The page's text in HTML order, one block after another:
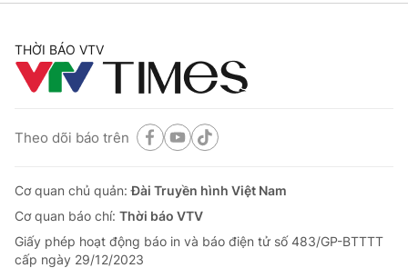
THỜI BÁO VTV
Theo dõi báo trên
Cơ quan chủ quản:Đài Truyền hình Việt Nam
Cơ quan báo chí: Thời báo VTV
Giấy phép hoạt động báo in và báo điện tử số 483/GP-BTTTT
cấp ngày 29/12/2023